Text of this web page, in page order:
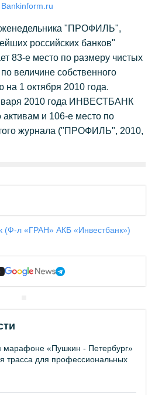
"ПРОФИЛЬ",
российских банков"
83-е место по размеру чистых
величине собственного
на 1 октября 2010 года.
2010 года ИНВЕСТБАНК
и 106-е место по
журнала ("ПРОФИЛЬ", 2010,
(Ф-л «ГРАН» АКБ «Инвестбанк»)
марафоне «Пушкин - Петербург»
трасса для профессиональных